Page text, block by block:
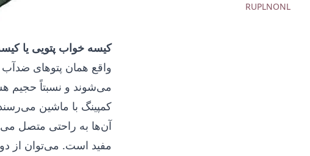
NL
NO
PL
RU
کیسه خواب پتویی یا
واقع همان پتوهای
می‌شوند و نسبتاً حجیم
کمپینگ با ماشین
آن‌ها به راحتی متصل
مفید است. می‌توان از